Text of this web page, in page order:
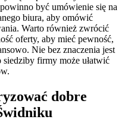
być umówienie się na
biura, aby omówić
Warto również zwrócić
oferty, aby mieć pewność,
Nie bez znaczenia jest
firmy może ułatwić
dobre